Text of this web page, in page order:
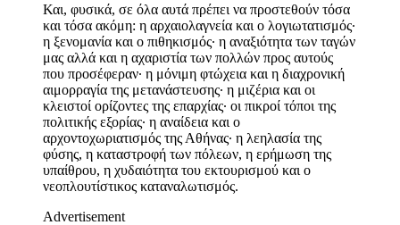
Και, φυσικά, σε όλα αυτά πρέπει να προστεθούν τόσα
και τόσα ακόμη: η αρχαιολαγνεία και ο λογιωτατισμός·
η ξενομανία και ο πιθηκισμός· η αναξιότητα των ταγών
μας αλλά και η αχαριστία των πολλών προς αυτούς
που προσέφεραν· η μόνιμη φτώχεια και η διαχρονική
αιμορραγία της μετανάστευσης· η μιζέρια και οι
κλειστοί ορίζοντες της επαρχίας· οι πικροί τόποι της
πολιτικής εξορίας· η αναίδεια και ο
αρχοντοχωριατισμός της Αθήνας· η λεηλασία της
φύσης, η καταστροφή των πόλεων, η ερήμωση της
υπαίθρου, η χυδαιότητα του εκτουρισμού και ο
νεοπλουτίστικος καταναλωτισμός.
Advertisement